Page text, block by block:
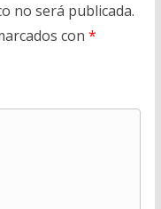
no será publicada.
con *